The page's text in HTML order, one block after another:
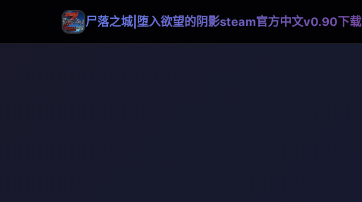
尸落之城|堕入欲望的阴影steam官方中文v0.90下载